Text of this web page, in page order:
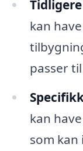
kan
passer
kan
som